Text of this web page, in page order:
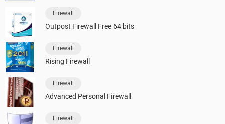
Firewall
Outpost Firewall Free 64 bits
Firewall
Rising Firewall
Firewall
Advanced Personal Firewall
Firewall